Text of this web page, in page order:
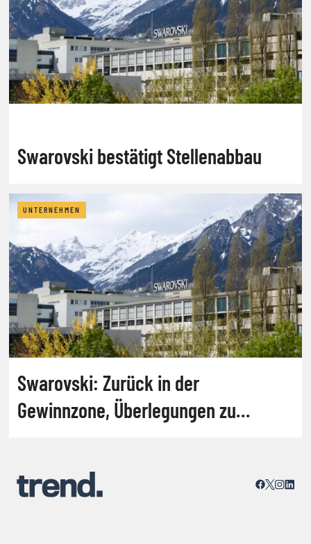
Swarovski bestätigt Stellenabbau
UNTERNEHMEN
Swarovski: Zurück in der
Gewinnzone, Überlegungen zu